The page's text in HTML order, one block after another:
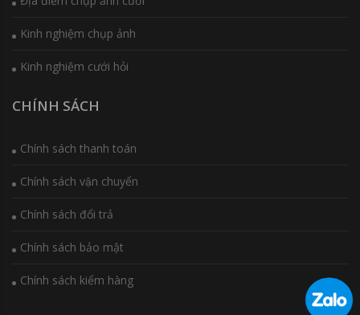
Kinh nghiệm chụp ảnh
Kinh nghiệm cưới hỏi
CHÍNH SÁCH
Chính sách thanh toán
Chính sách vận chuyển
Chính sách đổi trả
Chính sách bảo mật
Chính sách kiểm hàng